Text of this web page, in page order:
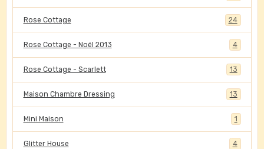
Rose Cottage 24
Rose Cottage - Noël 2013 4
Rose Cottage - Scarlett 13
Maison Chambre Dressing 13
Mini Maison 1
Glitter House 4